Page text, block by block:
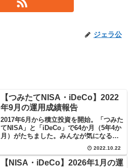
ジェラ公
【つみたてNISA・iDeCo】2022
年9月の運用成績報告
2017年6月から積立投資を開始。「つみた
てNISA」と「iDeCo」で64か月（5年4か
月）がたちました。みんなが気になるイ
ンデックス投資の実際を記録していま
2022.10.22
【NISA・iDeCo】2026年1月の運